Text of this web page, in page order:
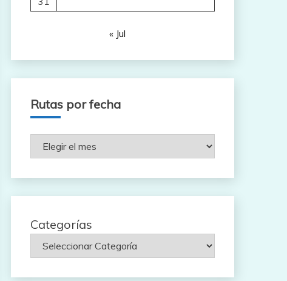
« Jul
Rutas por fecha
Rutas
Categorías